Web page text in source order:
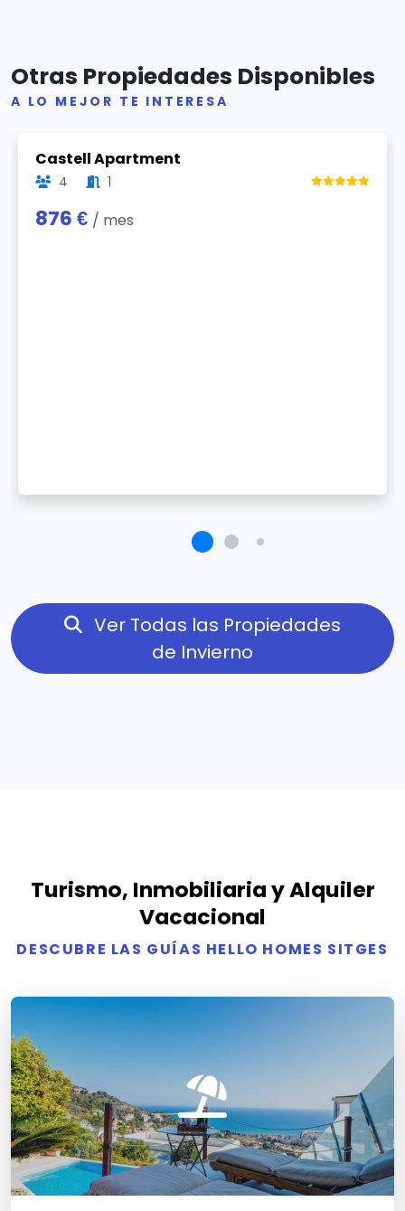
Otras Propiedades Disponibles
A LO MEJOR TE INTERESA
Castell Apartment
4 1
876 € / mes
Ver Todas las Propiedades
de Invierno
Turismo, Inmobiliaria y Alquiler
Vacacional
DESCUBRE LAS GUÍAS HELLO HOMES SITGES